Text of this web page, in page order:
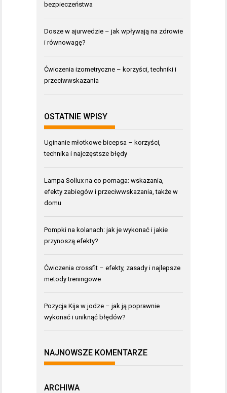
bezpieczeństwa
Dosze w ajurwedzie – jak wpływają na zdrowie
i równowagę?
Ćwiczenia izometryczne – korzyści, techniki i
przeciwwskazania
OSTATNIE WPISY
Uginanie młotkowe bicepsa – korzyści,
technika i najczęstsze błędy
Lampa Sollux na co pomaga: wskazania,
efekty zabiegów i przeciwwskazania, także w
domu
Pompki na kolanach: jak je wykonać i jakie
przynoszą efekty?
Ćwiczenia crossfit – efekty, zasady i najlepsze
metody treningowe
Pozycja Kija w jodze – jak ją poprawnie
wykonać i uniknąć błędów?
NAJNOWSZE KOMENTARZE
ARCHIWA